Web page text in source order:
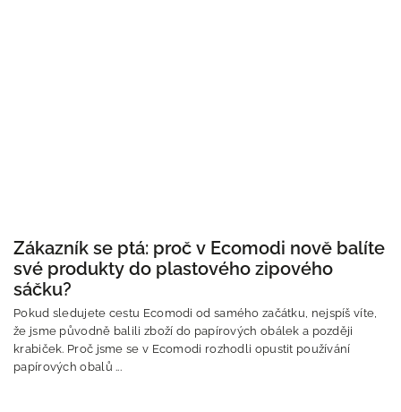
Zákazník se ptá: proč v Ecomodi nově balíte
své produkty do plastového zipového
sáčku?
Pokud sledujete cestu Ecomodi od samého začátku, nejspíš víte,
že jsme původně balili zboží do papírových obálek a později
krabiček. Proč jsme se v Ecomodi rozhodli opustit používání
papírových obalů ...